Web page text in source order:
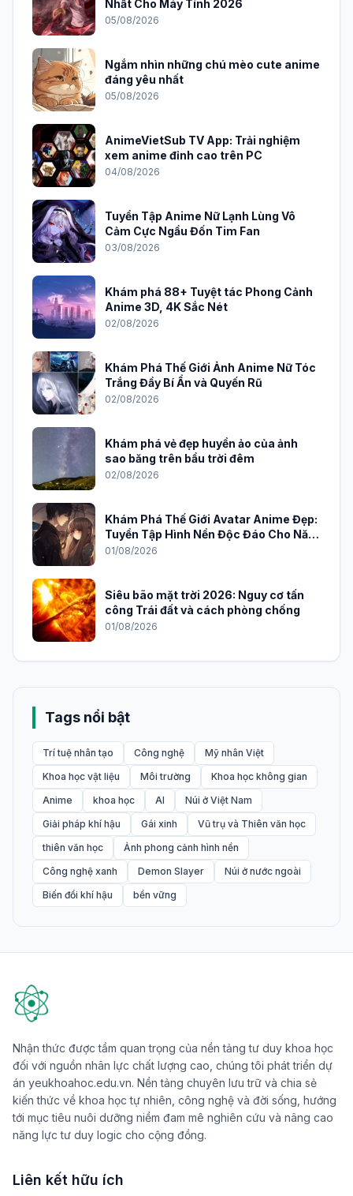
Nhất Cho Máy Tính 2026
05/08/2026
Ngắm nhìn những chú mèo cute anime
đáng yêu nhất
05/08/2026
AnimeVietSub TV App: Trải nghiệm
xem anime đỉnh cao trên PC
04/08/2026
Tuyển Tập Anime Nữ Lạnh Lùng Vô
Cảm Cực Ngầu Đốn Tim Fan
03/08/2026
Khám phá 88+ Tuyệt tác Phong Cảnh
Anime 3D, 4K Sắc Nét
02/08/2026
Khám Phá Thế Giới Ảnh Anime Nữ Tóc
Trắng Đầy Bí Ẩn và Quyến Rũ
02/08/2026
Khám phá vẻ đẹp huyền ảo của ảnh
sao băng trên bầu trời đêm
02/08/2026
Khám Phá Thế Giới Avatar Anime Đẹp:
Tuyển Tập Hình Nền Độc Đáo Cho Năm
2026
01/08/2026
Siêu bão mặt trời 2026: Nguy cơ tấn
công Trái đất và cách phòng chống
01/08/2026
Tags nổi bật
Trí tuệ nhân tạo Công nghệ
Mỹ nhân Việt
Khoa học vật liệu
Môi trường
Khoa học không gian
Anime
khoa học AI
Núi ở Việt Nam
Giải pháp khí hậu
Gái xinh
Vũ trụ và Thiên văn học
thiên văn học
Ảnh phong cảnh hình nền
Công nghệ xanh
Demon Slayer
Núi ở nước ngoài
Biến đổi khí hậu
bền vững
Nhận thức được tầm quan trọng của nền tảng tư duy khoa học
đối với nguồn nhân lực chất lượng cao, chúng tôi phát triển dự
án yeukhoahoc.edu.vn. Nền tảng chuyên lưu trữ và chia sẻ
kiến thức về khoa học tự nhiên, công nghệ và đời sống, hướng
tới mục tiêu nuôi dưỡng niềm đam mê nghiên cứu và nâng cao
năng lực tư duy logic cho cộng đồng.
Liên kết hữu ích